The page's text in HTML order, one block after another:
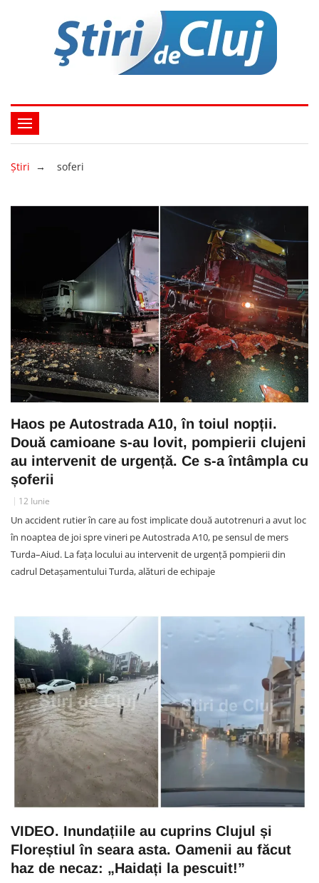
Ştiri → soferi
Haos pe Autostrada A10, în toiul nopții.
Două camioane s-au lovit, pompierii clujeni
au intervenit de urgență. Ce s-a întâmpla cu
șoferii
12 Iunie
Un accident rutier în care au fost implicate două autotrenuri a avut loc
în noaptea de joi spre vineri pe Autostrada A10, pe sensul de mers
Turda–Aiud. La fața locului au intervenit de urgență pompierii din
cadrul Detașamentului Turda, alături de echipaje
VIDEO. Inundațiile au cuprins Clujul și
Floreștiul în seara asta. Oamenii au făcut
haz de necaz: „Haidați la pescuit!”